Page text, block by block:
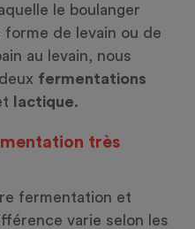
le boulanger
de levain ou de
au levain, nous
fermentations
lactique.
très
fermentation et
varie selon les